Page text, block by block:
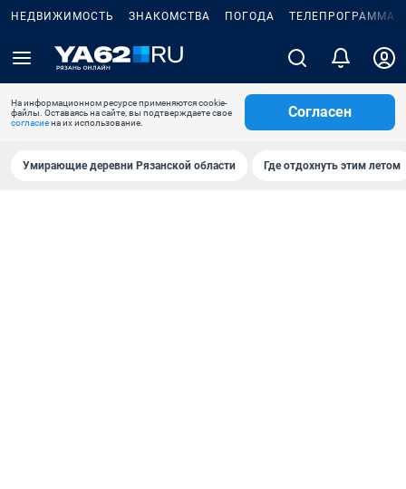
НЕДВИЖИМОСТЬ ЗНАКОМСТВА ПОГОДА ТЕЛЕПРОГРАММА
На информационном ресурсе применяются cookie-
файлы. Оставаясь на сайте, вы подтверждаете свое
согласиена их использование.
Согласен
Умирающие деревни Рязанской области Где отдохнуть этим летом